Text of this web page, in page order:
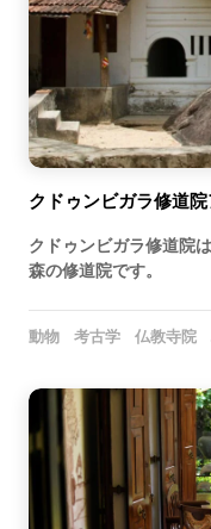
クドゥンビガラ修道
クドゥンビガラ修道院
森の修道院です。
動物 考古学 仏教寺院